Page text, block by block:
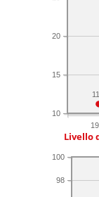
10
15
20
Livello
98
100